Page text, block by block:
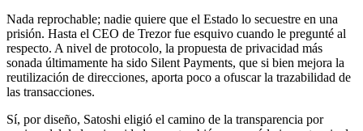
Nada reprochable; nadie quiere que el Estado lo secuestre en una
prisión. Hasta el CEO de Trezor fue esquivo cuando le pregunté al
respecto. A nivel de protocolo, la propuesta de privacidad más
sonada últimamente ha sido Silent Payments, que si bien mejora la
reutilización de direcciones, aporta poco a ofuscar la trazabilidad de
las transacciones.
Sí, por diseño, Satoshi eligió el camino de la transparencia por